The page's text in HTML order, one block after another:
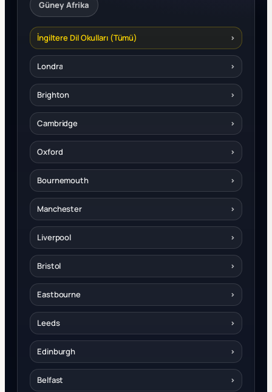
Güney Afrika
İngiltere Dil Okulları (Tümü) ›
Londra ›
Brighton ›
Cambridge ›
Oxford ›
Bournemouth ›
Manchester ›
Liverpool ›
Bristol ›
Eastbourne ›
Leeds ›
Edinburgh ›
Belfast ›